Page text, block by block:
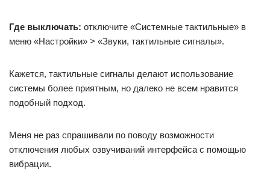
Где выключать: отключите «Системные тактильные» в
меню «Настройки» > «Звуки, тактильные сигналы».
Кажется, тактильные сигналы делают использование
системы более приятным, но далеко не всем нравится
подобный подход.
Меня не раз спрашивали по поводу возможности
отключения любых озвучиваний интерфейса с помощью
вибрации.